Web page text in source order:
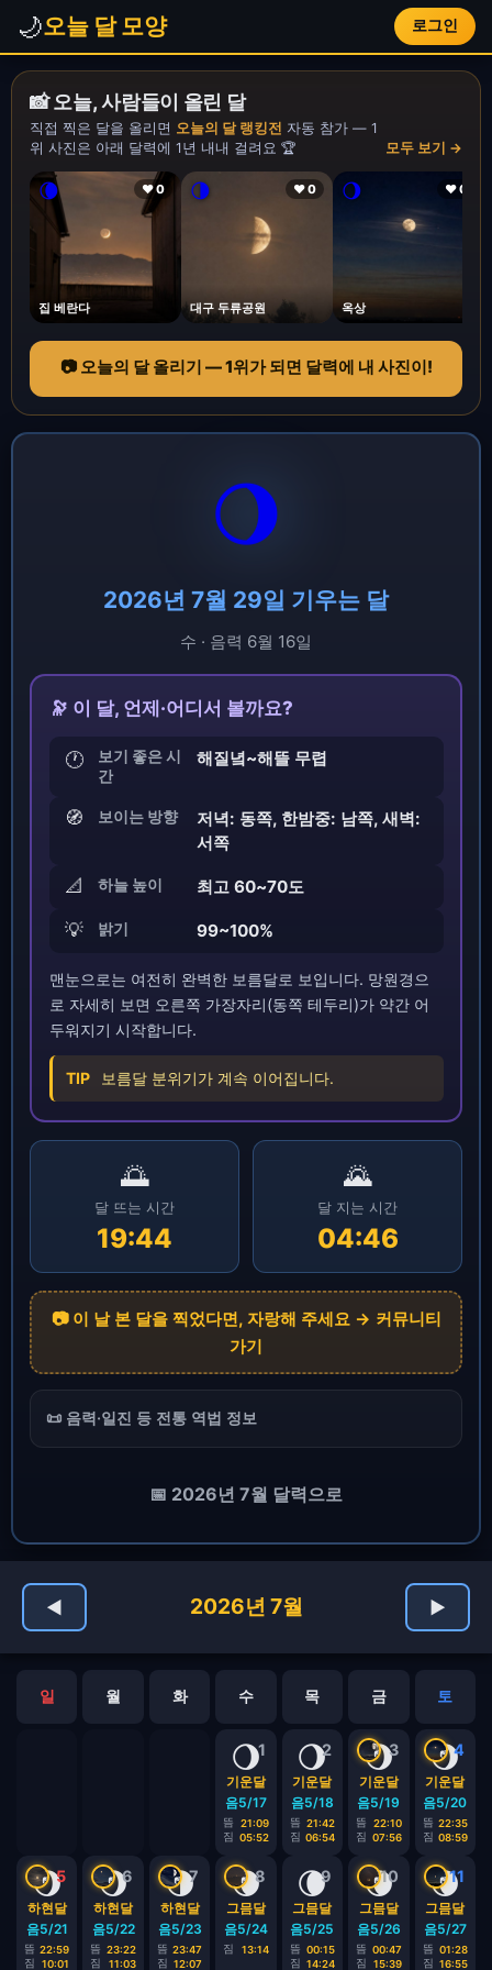
🌙오늘 달 모양 로그인
📸 오늘, 사람들이 올린 달
직접 찍은 달을 올리면 오늘의 달 랭킹전 자동 참가 — 1
위 사진은 아래 달력에 1년 내내 걸려요 🏆
모두 보기 →
🌘 ❤ 0
집 베란다
🌗 ❤ 0
대구 두류공원
🌖 ❤ 0
옥상
📷 오늘의 달 올리기 — 1위가 되면 달력에 내 사진이!
🌖
2026년 7월 29일 기우는 달
수 · 음력 6월 16일
🔭 이 달, 언제·어디서 볼까요?
🕐
보기 좋은 시
간
해질녘~해뜰 무렵
🧭 보이는 방향
저녁: 동쪽, 한밤중: 남쪽, 새벽:
서쪽
📐 하늘 높이 최고 60~70도
💡 밝기 99~100%
맨눈으로는 여전히 완벽한 보름달로 보입니다. 망원경으
로 자세히 보면 오른쪽 가장자리(동쪽 테두리)가 약간 어
두워지기 시작합니다.
TIP 보름달 분위기가 계속 이어집니다.
🌅
달 뜨는 시간
19:44
🌄
달 지는 시간
04:46
📷 이 날 본 달을 찍었다면, 자랑해 주세요 → 커뮤니티
가기
📜 음력·일진 등 전통 역법 정보
📅 2026년 7월 달력으로
◀ 2026년 7월 ▶
일 월 화 수 목 금 토
1
🌖
기운달
음5/17
뜸
21:09
짐 05:52
2
🌖
기운달
음5/18
뜸 21:42
짐 06:54
3
🌖
기운달
음5/19
뜸
22:10
짐 07:56
4
🌖
기운달
음5/20
뜸 22:35
짐 08:59
5
🌖
하현달
음5/21
뜸 22:59
짐
10:01
6
🌖
하현달
음5/22
뜸 23:22
짐
11:03
7
🌗
하현달
음5/23
뜸 23:47
짐 12:07
8
🌘
그믐달
음5/24
짐 13:14
9
🌘
그믐달
음5/25
뜸 00:15
짐 14:24
10
🌘
그믐달
음5/26
뜸 00:47
짐
15:39
11
🌘
그믐달
음5/27
뜸 01:28
짐 16:55